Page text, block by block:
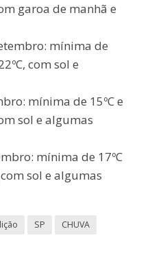
garoa de manhã e
mínima de
com sol e
mínima de 15ºC e
sol e algumas
mínima de 17ºC
sol e algumas
SP
CHUVA